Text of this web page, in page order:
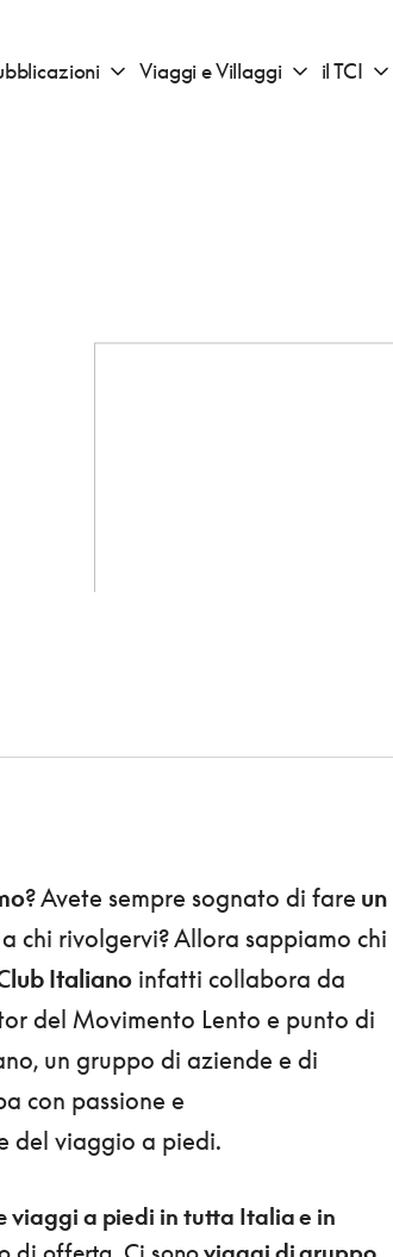
"Consigli di viaggio"Apri sotto menu "Pubblicazioni"
Viaggi e Villaggi Apri sotto
il TCI
? Avete sempre sognato di fare un
chi rivolgervi? Allora sappiamo chi
Italianoinfatti collabora da
del Movimento Lento e punto di
un gruppo di aziende e di
con passione e
del viaggio a piedi.
viaggi a piedi in tutta Italia e in